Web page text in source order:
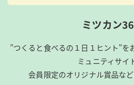
ミツカン
”つくると食べるの１日１ヒント”を
ミュニティサイ
会員限定のオリジナル賞品な